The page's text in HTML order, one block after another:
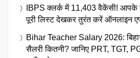
IBPS क्लर्क में 11,403 वैकेंसी! आपके
पूरी लिस्ट देखकर तुरंत करें ऑनलाइन
Bihar Teacher Salary 2026:
सैलरी कितनी? जानिए PRT, TGT,